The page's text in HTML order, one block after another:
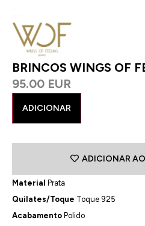
BRINCOS WINGS OF
95.00 EUR
ADICIONAR
ADICIONAR
Material
Prata
Quilates/Toque Toque 925
Acabamento Polido